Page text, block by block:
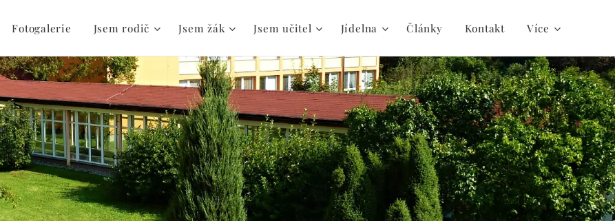
Fotogalerie Jsem rodič Jsem žák Jsem učitel Jídelna Články Kontakt Více